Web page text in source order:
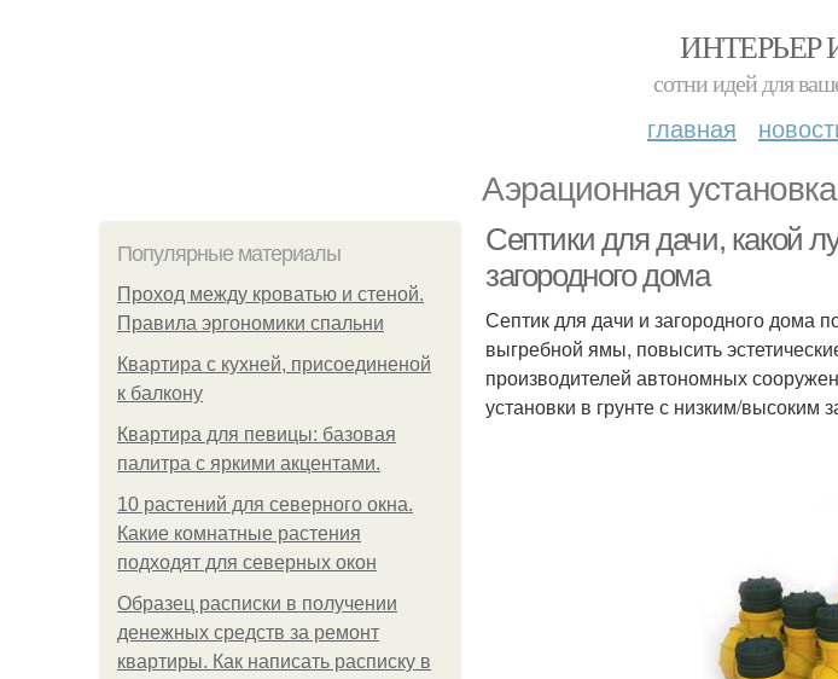
ИНТЕРЬЕР
сотни идей для
главная
Аэрационная установка
Популярные материалы
Проход между кроватью и стеной.
Правила эргономики спальни
Квартира с кухней, присоединеной
к балкону
Квартира для певицы: базовая
палитра с яркими акцентами.
10 растений для северного окна.
Какие комнатные растения
подходят для северных окон
Образец расписки в получении
денежных средств за ремонт
квартиры. Как написать расписку в
Септики для дачи, какой
загородного дома
Септик для дачи и загородного дома
выгребной ямы, повысить
производителей автономных
установки в грунте с низким/высоким